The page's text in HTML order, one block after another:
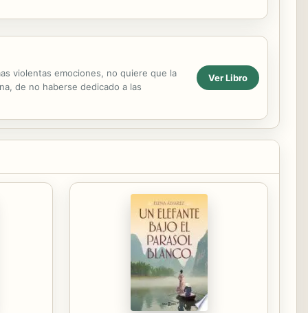
violentas emociones, no quiere que la
de no haberse dedicado a las
Ver Libro